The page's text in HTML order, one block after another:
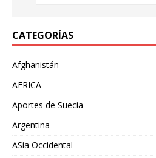
CATEGORÍAS
Afghanistán
AFRICA
Aportes de Suecia
Argentina
ASia Occidental